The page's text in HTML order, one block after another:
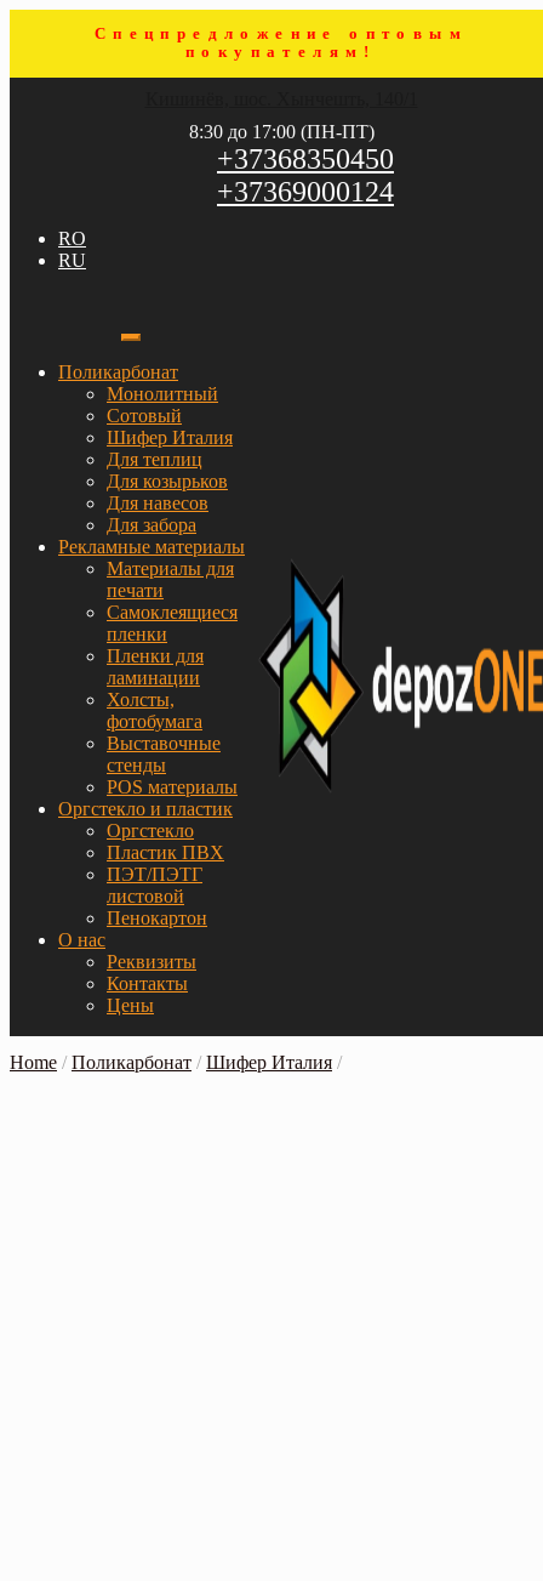
Спецпредложение оптовым
покупателям!
8:30 до 17:00 (ПН-ПТ)
+37368350450
+37369000124
RO
RU
Поликарбонат
Монолитный
Сотовый
Шифер Италия
Для теплиц
Для козырьков
Для навесов
Для забора
Рекламные материалы
Материалы для
печати
Самоклеящиеся
пленки
Пленки для
ламинации
Холсты,
фотобумага
Выставочные
стенды
POS материалы
Оргстекло и пластик
Оргстекло
Пластик ПВХ
ПЭТ/ПЭТГ
листовой
Пенокартон
О нас
Реквизиты
Контакты
Цены
Home /Поликарбонат /Шифер Италия /